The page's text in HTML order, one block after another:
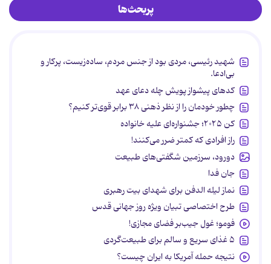
پربحث‌ها
شهید رئیسی، مردی بود از جنس مردم، ساده‌زیست، پرکار و
بی‌ادعا.
کدهای پیشواز پویش چله دعای عهد
چطور خودمان را از نظر ذهنی ۳۸ برابر قوی‌تر کنیم؟
کن ۲۰۲۵؛ جشنواره‌ای علیه خانواده
راز افرادی که کمتر ضرر می‌کنند!
دورود، سرزمین شگفتی‌های طبیعت
جان فدا
نماز لیله الدفن برای شهدای بیت رهبری
طرح اختصاصی تبیان ویژه روز جهانی قدس
فومو؛ غول جیب‌بر فضای مجازی!
۵ غذای سریع و سالم برای طبیعت‌گردی
نتیجه حمله آمریکا به ایران چیست؟